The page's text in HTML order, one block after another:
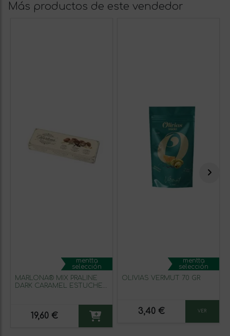
Más productos de este vendedor
mentta
selección
MARLONA® MIX PRALINE
DARK CARAMEL ESTUCHE
19,60 €
mentta
selección
OLIVIAS VERMUT 70 GR
3,40 € VER